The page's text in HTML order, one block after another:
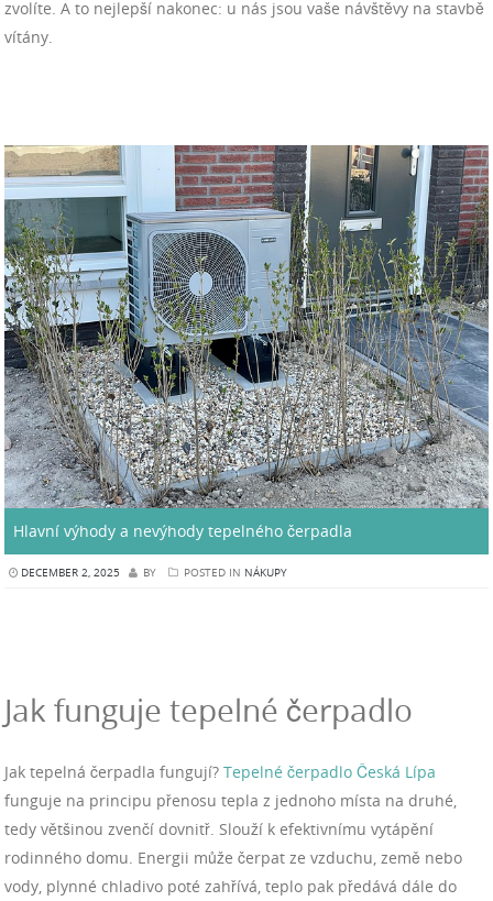
zvolíte. A to nejlepší nakonec: u nás jsou vaše návštěvy na stavbě
vítány.
Hlavní výhody a nevýhody tepelného čerpadla
DECEMBER 2, 2025 BY POSTED IN NÁKUPY
Jak funguje tepelné čerpadlo
Jak tepelná čerpadla fungují? Tepelné čerpadlo Česká Lípa
funguje na principu přenosu tepla z jednoho místa na druhé,
tedy většinou zvenčí dovnitř. Slouží k efektivnímu vytápění
rodinného domu. Energii může čerpat ze vzduchu, země nebo
vody, plynné chladivo poté zahřívá, teplo pak předává dále do